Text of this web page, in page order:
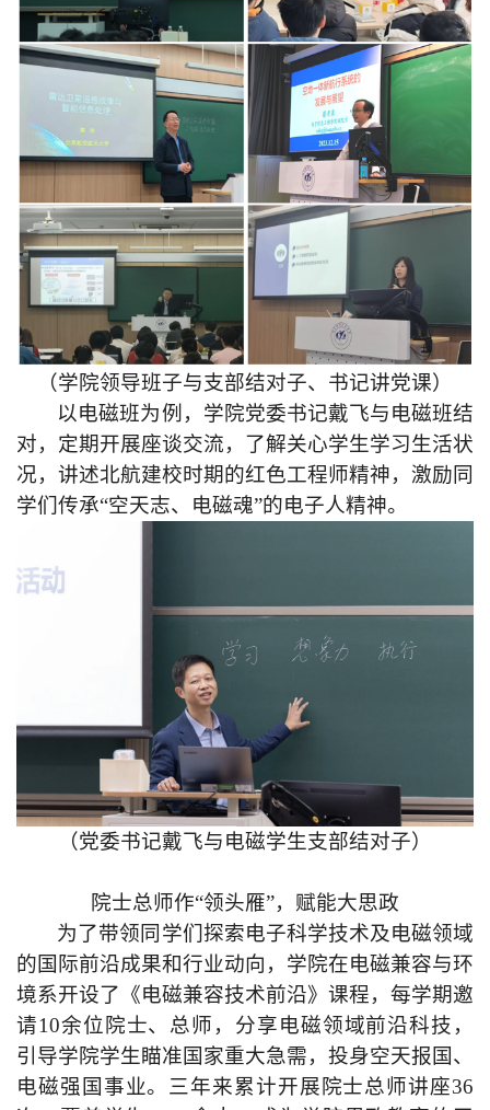
（学院领导班子与支部结对子、书记讲党课）
以电磁班为例，学院党委书记戴飞与电磁班结
对，定期开展座谈交流，了解关心学生学习生活状
况，讲述北航建校时期的红色工程师精神，激励同
学们传承“空天志、电磁魂”的电子人精神。
（党委书记戴飞与电磁学生支部结对子）
院士总师作“领头雁”，赋能大思政
为了带领同学们探索电子科学技术及电磁领域
的国际前沿成果和行业动向，学院在电磁兼容与环
境系开设了《电磁兼容技术前沿》课程，每学期邀
请10余位院士、总师，分享电磁领域前沿科技，
引导学院学生瞄准国家重大急需，投身空天报国、
电磁强国事业。三年来累计开展院士总师讲座36